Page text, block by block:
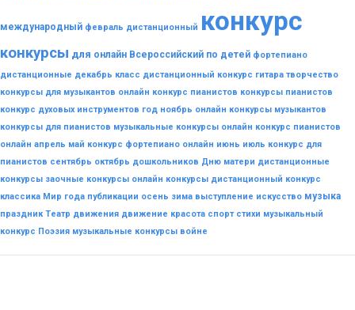
международный февраль дистанционный конкурс
конкурсы для онлайн Всероссийский по детей фортепиано
дистанционные декабрь класс дистанционный конкурс гитара творчество
конкурсы для музыкантов онлайн конкурс пианистов конкурсы пианистов
конкурс духовых инструментов год ноябрь онлайн конкурсы музыкантов
конкурсы для пианистов музыкальные конкурсы онлайн конкурс пианистов
онлайн апрель май конкурс фортепиано онлайн июнь июль конкурс для
пианистов сентябрь октябрь дошкольников Дню матери дистанционные
конкурсы заочные конкурсы онлайн конкурсы дистанционный конкурс
классика Мир года публикации осень зима выступление искусство музыка
праздник Театр движения движение красота спорт стихи музыкальный
конкурс Поэзия музыкальные конкурсы войне